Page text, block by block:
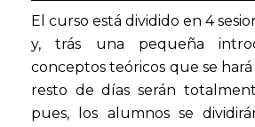
El curso está dividido en 4
y, trás una pequeña
conceptos teóricos que se
resto de días serán
pues, los alumnos se